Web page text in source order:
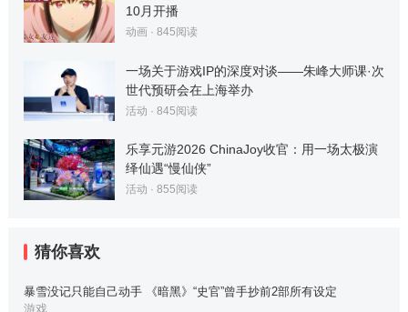
10月开播
动画· 845阅读
一场关于游戏IP的深度对谈——朱峰大师课·次
世代预研会在上海举办
活动 · 845阅读
乐享元游2026 ChinaJoy收官：用一场太极演
绎仙遇“慢仙侠”
活动 · 855阅读
猜你喜欢
暴雪没记只能自己动手 《暗黑》“史官”曾手抄前2部所有设定
游戏